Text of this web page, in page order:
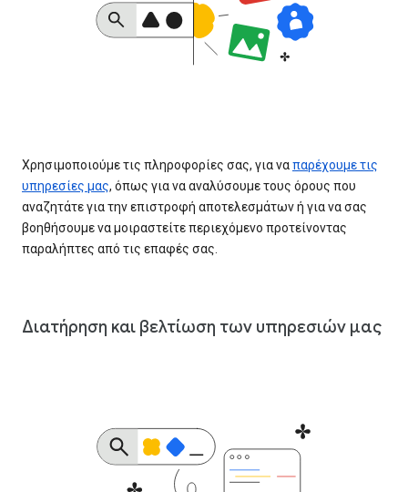
Χρησιμοποιούμε τις πληροφορίες σας, για ναπαρέχουμε τις
υπηρεσίες μας, όπως για να αναλύσουμε τους όρους που
αναζητάτε για την επιστροφή αποτελεσμάτων ή για να σας
βοηθήσουμε να μοιραστείτε περιεχόμενο προτείνοντας
παραλήπτες από τις επαφές σας.
Διατήρηση και βελτίωση των υπηρεσιών μας